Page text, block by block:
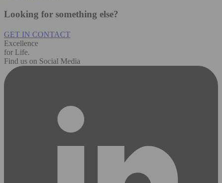
Looking for something else?
GET IN CONTACT
Excellence
for Life.
Find us on Social Media